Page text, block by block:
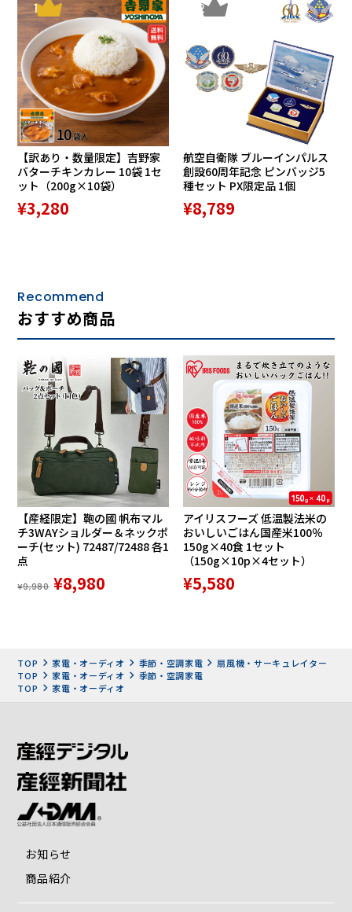
春・秋は心地よく空気を循環し、換気をサポート。夏・冬は
エアコンとの併用で冷気・暖気を効率よく循環させます。
静音性・省エネ性を兼ね備えた「DCモーター」
数を細かく設定できるので、心地よい微風からパワフルな送
風まで、幅広い風を作り出します。
マイナスイオン機能
マイナスイオン吹き出し口からイオンを風にのせて飛ばしま
す。
※1 風量最小運転時（自社試験）
※2 最高運転時（風量：9、首振り：上下左右）
※3 最強運転時の風量
※4自社試験 風量1〜9運転時最大発生量の平均値
※製品のデザインおよび仕様は、予告なしに変更する場合が
ております。
公益社団法人全国家庭電気製品公正取引協議会の電気料金
の目安を基に算出しております。
1
【訳あり・数量限定】吉野家
バターチキンカレー 10袋 1セ
ット（200g×10袋）
¥3,280
2
航空自衛隊 ブルーインパルス
創設60周年記念 ピンバッジ5
種セット PX限定品 1個
¥8,789
Recommend
おすすめ商品
【産経限定】鞄の國 帆布マル
チ3WAYショルダー＆ネックポ
ーチ(セット) 72487/72488 各1
点
¥9,980 ¥8,980
アイリスフーズ 低温製法米の
おいしいごはん国産米100％
150g×40食 1セット
（150g×10p×4セット）
¥5,580
TOP 家電・オーディオ 季節・空調家電
扇風機・サーキュレイター
TOP
家電・オーディオ
季節・空調家電
TOP
家電・オーディオ
お知らせ
商品紹介